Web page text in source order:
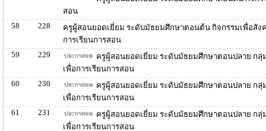
สอน
58
228
ครูผู้สอนยอดเยี่ยม ระดับมัธยมศึกษาตอนต้น กิจกรรมเพื่อสั
การเรียนการสอน
59
229
ครูผู้สอนยอดเยี่ยม ระดับมัธยมศึกษาตอนปลาย กลุ่
เพื่อการเรียนการสอน
60
230
ครูผู้สอนยอดเยี่ยม ระดับมัธยมศึกษาตอนปลาย ก
เพื่อการเรียนการสอน
61
231
ครูผู้สอนยอดเยี่ยม ระดับมัธยมศึกษาตอนปลาย กลุ่
เพื่อการเรียนการสอน